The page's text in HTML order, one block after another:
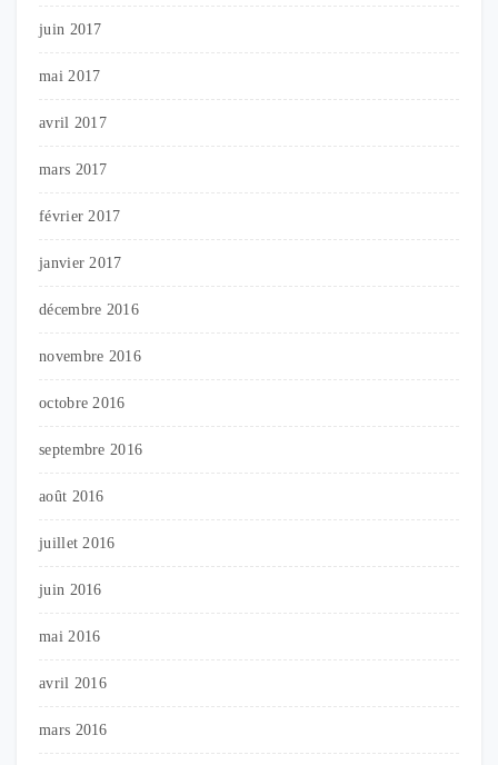
juin 2017
mai 2017
avril 2017
mars 2017
février 2017
janvier 2017
décembre 2016
novembre 2016
octobre 2016
septembre 2016
août 2016
juillet 2016
juin 2016
mai 2016
avril 2016
mars 2016